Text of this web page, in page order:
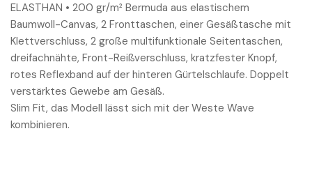
ELASTHAN • 200 gr/m² Bermuda aus elastischem
Baumwoll-Canvas, 2 Fronttaschen, einer Gesäßtasche mit
Klettverschluss, 2 große multifunktionale Seitentaschen,
dreifachnähte, Front-Reißverschluss, kratzfester Knopf,
rotes Reflexband auf der hinteren Gürtelschlaufe. Doppelt
verstärktes Gewebe am Gesäß.
Slim Fit, das Modell lässt sich mit der Weste Wave
kombinieren.